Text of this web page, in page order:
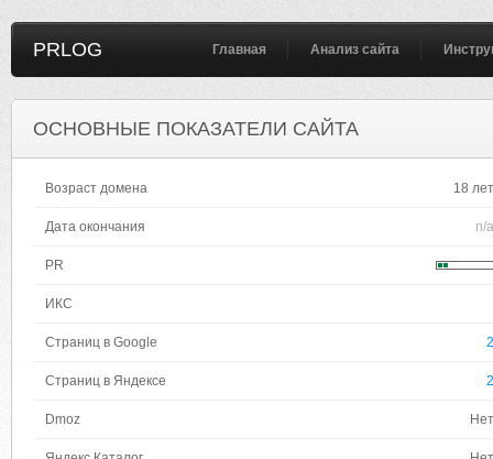
PRLOG Главная Анализ сайта
ОСНОВНЫЕ ПОКАЗАТЕЛИ САЙТА
Возраст домена 18 лет
Дата окончания n/a
PR
ИКС
Страниц в Google 2
Страниц в Яндексе 2
Dmoz Нет